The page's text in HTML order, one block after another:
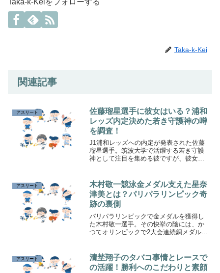
Taka-k-Keiをフォローする
Taka-k-Kei
関連記事
アスリート
佐藤瑠星選手に彼女はいる？浦和
レッズ内定決めた若き守護神の噂
を調査！
J1浦和レッズへの内定が発表された佐藤
瑠星選手。筑波大学で活躍する若き守護
神として注目を集める彼ですが、彼女は
トに迫りつつ、噂の真相を徹底調査しま
した。
アスリート
木村敬一競泳金メダル支えた星奈
津美とは？パリパラリンピック奇
跡の裏側
パリパラリンピックで金メダルを獲得し
た木村敬一選手。その快挙の陰には、か
つてオリンピックで2大会連続銅メダルを
ートし、二人の絆がどれほど強いものか
を掘り下げていきます。
アスリート
清埜翔子のタバコ事情とレースで
の活躍！勝利へのこだわりと素顔